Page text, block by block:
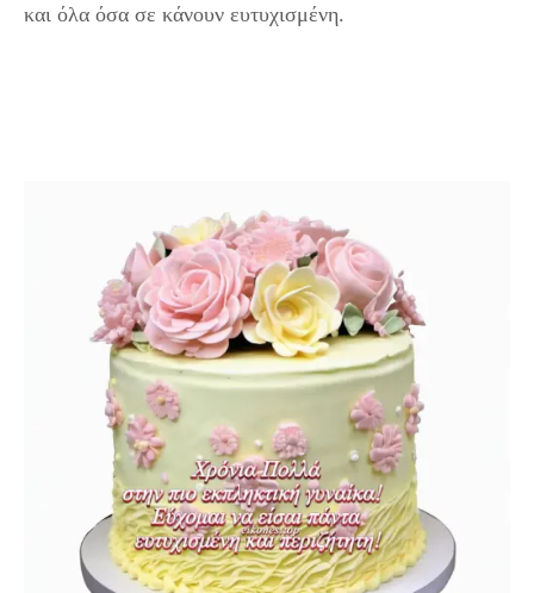
και όλα όσα σε κάνουν ευτυχισμένη.